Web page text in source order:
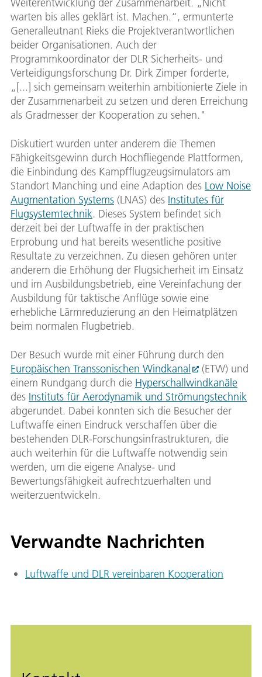
Weiterentwicklung der Zusammenarbeit. „Nicht
warten bis alles geklärt ist. Machen.“, ermunterte
Generalleutnant Rieks die Projektverantwortlichen
beider Organisationen. Auch der
Programmkoordinator der DLR Sicherheits- und
Verteidigungsforschung Dr. Dirk Zimper forderte,
„[...] sich gemeinsam weiterhin ambitionierte Ziele in
der Zusammenarbeit zu setzen und deren Erreichung
als Gradmesser der Kooperation zu sehen."
Diskutiert wurden unter anderem die Themen
Fähigkeitsgewinn durch Hochfliegende Plattformen,
die Einbindung des Kampfflugzeugsimulators am
Standort Manching und eine Adaption des Low Noise
Augmentation Systems (LNAS) des Institutes für
Flugsystemtechnik. Dieses System befindet sich
derzeit bei der Luftwaffe in der praktischen
Erprobung und hat bereits wesentliche positive
Resultate zu verzeichnen. Zu diesen gehören unter
anderem die Erhöhung der Flugsicherheit im Einsatz
und im Ausbildungsbetrieb, eine Vereinfachung der
Ausbildung für taktische Anflüge sowie eine
erhebliche Lärmreduzierung an den Heimatplätzen
beim normalen Flugbetrieb.
Der Besuch wurde mit einer Führung durch den
Europäischen Transsonischen Windkanal
(ETW) und
einem Rundgang durch die Hyperschallwindkanäle
des Instituts für Aerodynamik und Strömungstechnik
abgerundet. Dabei konnten sich die Besucher der
Luftwaffe einen Eindruck verschaffen über die
bestehenden DLR-Forschungsinfrastrukturen, die
auch weiterhin für die Luftwaffe notwendig sein
werden, um die eigene Analyse- und
Bewertungsfähigkeit aufrechtzuerhalten und
weiterzuentwickeln.
Verwandte Nachrichten
Luftwaffe und DLR vereinbaren Kooperation